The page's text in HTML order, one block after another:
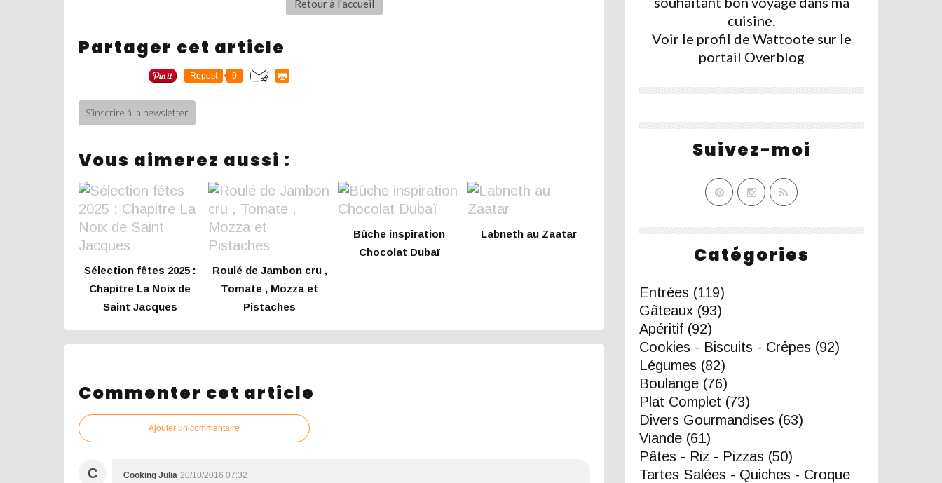
Retour à l'accueil
Partager cet article
Repost 0
S'inscrire à la newsletter
Vous aimerez aussi :
Sélection fêtes 2025 :
Chapitre La Noix de
Saint Jacques
Roulé de Jambon cru ,
Tomate , Mozza et
Pistaches
Bûche inspiration
Chocolat Dubaï
Labneth au Zaatar
Commenter cet article
Ajouter un commentaire
C Cooking Julia 20/10/2016 07:32
Catégories
Entrées (119)
Gâteaux (93)
Apéritif (92)
Cookies - Biscuits - Crêpes (92)
Légumes (82)
Boulange (76)
Plat Complet (73)
Divers Gourmandises (63)
Viande (61)
Pâtes - Riz - Pizzas (50)
Tartes Salées - Quiches - Croque
cuisine.
Voir le profil de Wattoote sur le
portail Overblog
Suivez-moi